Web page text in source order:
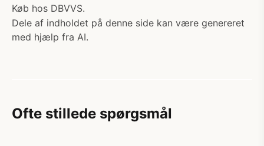
Køb hos DBVVS.
Dele af indholdet på denne side kan være genereret
med hjælp fra AI.
Ofte stillede spørgsmål